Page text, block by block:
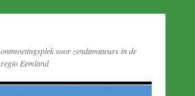
ontmoetingsplek voor zendamateurs in de
regio Eemland